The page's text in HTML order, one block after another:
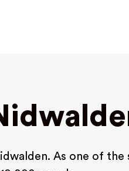
As one of